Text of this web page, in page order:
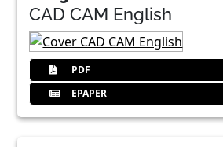
CAD CAM English
PDF
EPAPER